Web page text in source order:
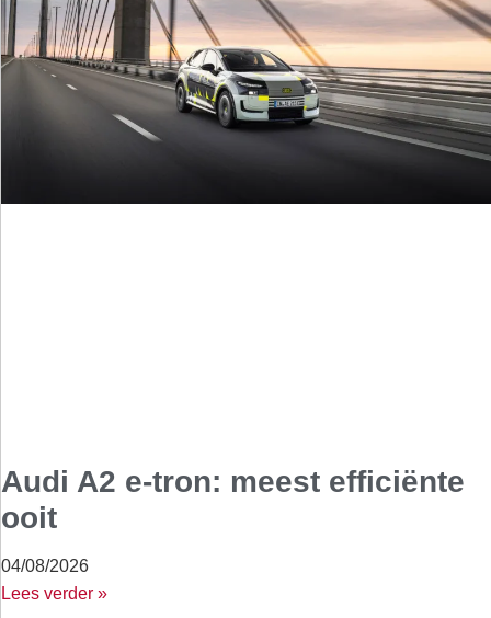
Audi A2 e-tron: meest efficiënte
ooit
04/08/2026
Lees verder »